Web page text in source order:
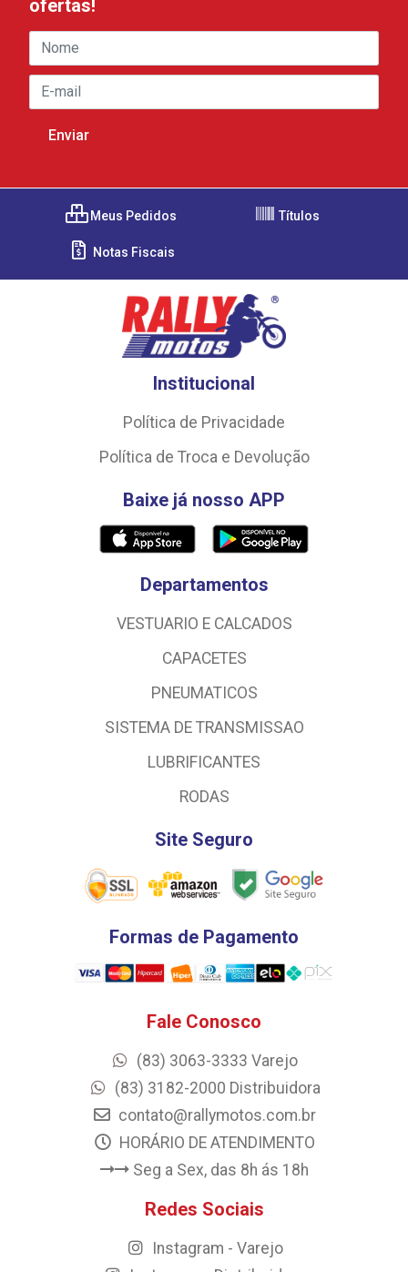
ofertas!
Meus Pedidos Títulos
Notas Fiscais
Institucional
Política de Privacidade
Política de Troca e Devolução
Baixe já nosso APP
Departamentos
VESTUARIO E CALCADOS
CAPACETES
PNEUMATICOS
SISTEMA DE TRANSMISSAO
LUBRIFICANTES
RODAS
Site Seguro
Formas de Pagamento
Fale Conosco
(83) 3063-3333 Varejo
(83) 3182-2000 Distribuidora
contato@rallymotos.com.br
HORÁRIO DE ATENDIMENTO
Seg a Sex, das 8h ás 18h
Redes Sociais
Instagram - Varejo